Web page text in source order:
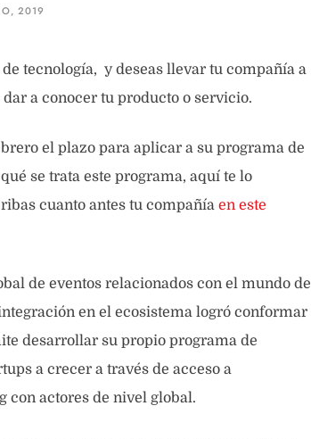
2019
tecnología, y deseas llevar tu compañía a
a conocer tu producto o servicio.
el plazo para aplicar a su programa de
se trata este programa, aquí te lo
cuanto antes tu compañía en este
de eventos relacionados con el mundo de
en el ecosistema logró conformar
desarrollar su propio programa de
a crecer a través de acceso a
con actores de nivel global.